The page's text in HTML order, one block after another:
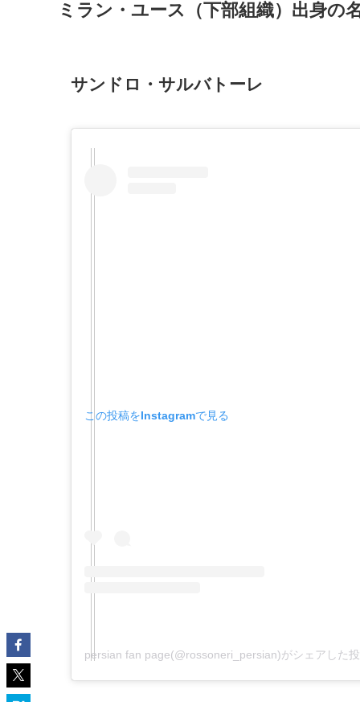
ミラン・ユース（下部組織）出身の
サンドロ・サルバトーレ
この投稿をInstagramで見る
persian fan page(@rossoneri_persian)がシェアした